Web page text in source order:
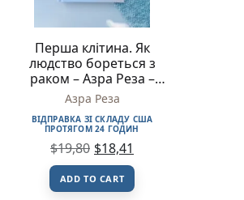
Перша клітина. Як
людство бореться з
раком – Азра Реза –
BookChef
Азра Реза
ВІДПРАВКА ЗІ СКЛАДУ США
ПРОТЯГОМ 24 ГОДИН
$19,80 $18,41
ADD TO CART